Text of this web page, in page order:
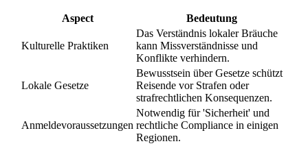
Aspect Bedeutung
Kulturelle Praktiken
Das Verständnis lokaler Bräuche
kann Missverständnisse und
Konflikte verhindern.
Lokale Gesetze
Bewusstsein über Gesetze schützt
Reisende vor Strafen oder
strafrechtlichen Konsequenzen.
Anmeldevoraussetzungen
Notwendig für 'Sicherheit' und
rechtliche Compliance in einigen
Regionen.